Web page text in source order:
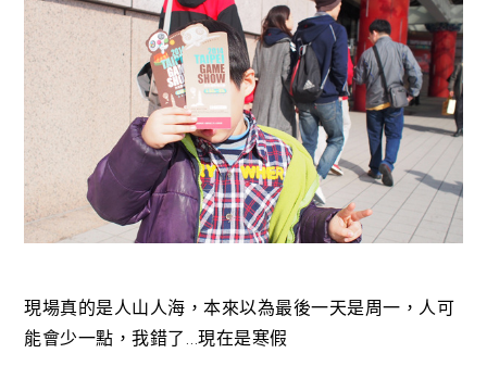
現場真的是人山人海，本來以為最後一天是周一，人可
能會少一點，我錯了…現在是寒假